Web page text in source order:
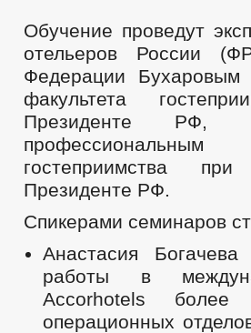
Обучение проведут
отельеров России
Федерации
факультета
Президенте РФ,
гостеприимства
Президенте РФ.
Спикерами семинаров
Анастасия
работы в
Accorhotels
операционных